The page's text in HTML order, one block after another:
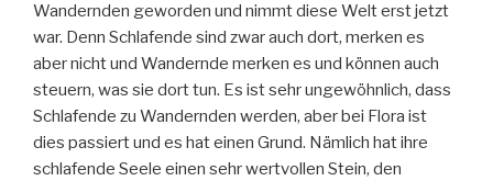
Wandernden geworden und nimmt diese Welt erst jetzt
war. Denn Schlafende sind zwar auch dort, merken es
aber nicht und Wandernde merken es und können auch
steuern, was sie dort tun. Es ist sehr ungewöhnlich, dass
Schlafende zu Wandernden werden, aber bei Flora ist
dies passiert und es hat einen Grund. Nämlich hat ihre
schlafende Seele einen sehr wertvollen Stein, den